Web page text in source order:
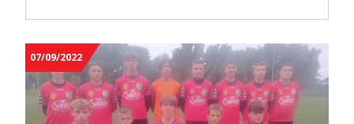
07/09/2022